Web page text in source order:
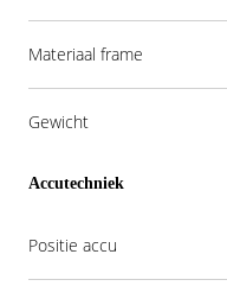
Materiaal frame
Gewicht
Accutechniek
Positie accu